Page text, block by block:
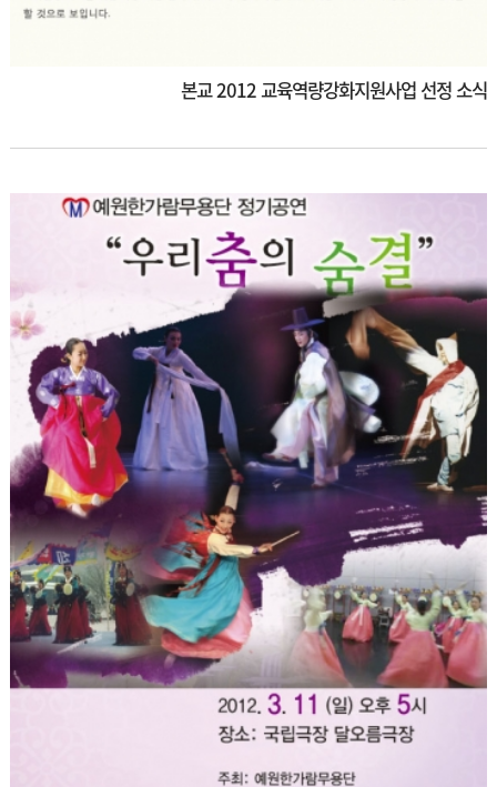
본교 2012 교육역량강화지원사업 선정 소식